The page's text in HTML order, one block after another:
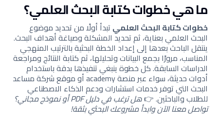
ما هي خطوات كتابة البحث العلمي؟
خطوات كتابة البحث العلميتبدأ أولًا من تحديد موضوع
البحث العلمي بعناية، ثم تحديد المشكلة وصياغة أهداف البحث.
ينتقل الباحث بعدها إلى إعداد الخطة البحثية بالترتيب المنهجي
المناسب، مرورًا بجمع البيانات وتحليلها، ثم كتابة النتائج ومراجعة
الدراسات السابقة. كل خطوة ينبغي تنفيذها بدقة باستخدام
أدوات حديثة، سواء عبر منصة academy أو موقع شركة مساعد
البحث التي توفر خدمات استشارات ودعم الذكاء الاصطناعي
للطلاب والباحثين. 👉 هل ترغب في دليل PDF أو نموذج مجاني؟
تواصل معنا الآن وابدأ مشروعك البحثي بثقة!